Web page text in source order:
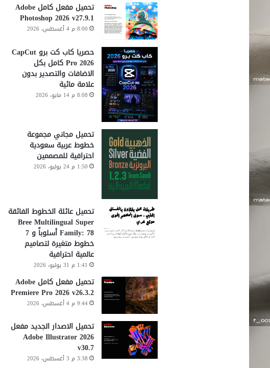
تحميل مفعل كامل Adobe
Photoshop 2026 v27.9.1
8:00 م 4 أغسطس، 2026
حصريا كاب كت برو CapCut
Pro 2026 كامل بكل
الاضافات والتصدير بدون
علامة مائية
8:08 م 14 مايو، 2026
تحميل مجاني مجموعة
خطوط عربية سعودية
احترافية للمصممين
1:50 م 24 يوليو، 2026
تحميل عائلة الخطوط الفائقة
Bree Multilingual Super
Family: 78 أسلوباً و 7
خطوط متغيرة لتصاميم
عالمية احترافية
1:41 م 31 يوليو، 2026
تحميل مفعل كامل Adobe
Premiere Pro 2026 v26.3.2
9:44 م 4 أغسطس، 2026
تحميل الاصدار الجديد مفعل
Adobe Illustrator 2026
v30.7
3:38 م 3 أغسطس، 2026